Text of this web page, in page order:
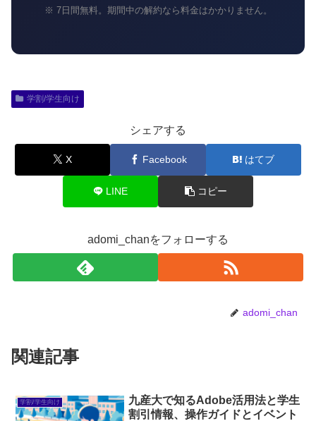
※ 7日間無料。期間中の解約なら料金はかかりません。
学割/学生向け
シェアする
X Facebook はてブ
LINE コピー
adomi_chanをフォローする
adomi_chan
関連記事
学割/学生向け
九産大で知るAdobe活用法と学生
割引情報、操作ガイドとイベント